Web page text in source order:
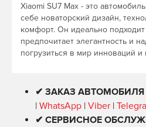
Xiaomi SU7 Max - это
себе новаторский дизайн,
комфорт. Он идеально подходит
предпочитает элегантность и
погрузиться в мир инноваций
✔ ЗАКАЗ
| WhatsApp | Viber |
✔ СЕРВИСНОЕ